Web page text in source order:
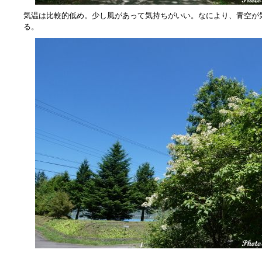
気温は比較的低め。少し風があって気持ちがいい。なにより、青空
る。